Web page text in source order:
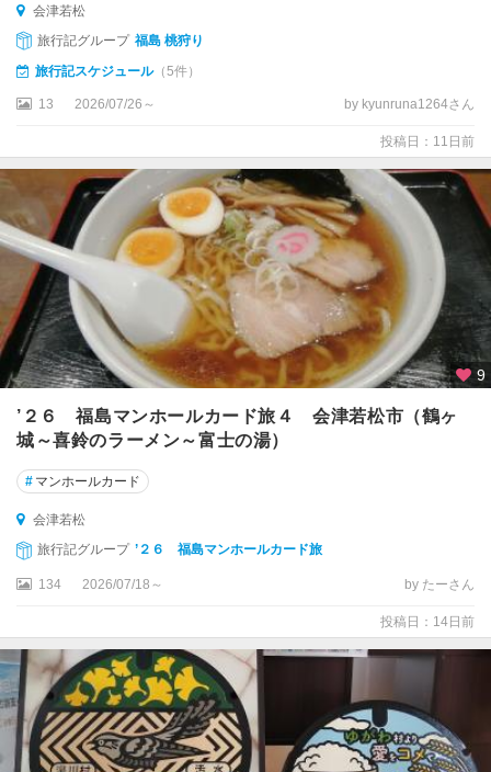
松
猪
苗
代
梯
海
・
磐
梯
会
津
多
方
・
東
山
温
泉
津
若
松
東
会津若松
旅行記グループ 福島 桃狩り
旅行記スケジュール（5件）
13 2026/07/26～ by kyunruna1264さん
投稿日：11日前
9
’２６ 福島マンホールカード旅４ 会津若松市（鶴ヶ
城～喜鈴のラーメン～富士の湯）
# マンホールカード
会津若松
旅行記グループ ’２６ 福島マンホールカード旅
134 2026/07/18～ by たーさん
投稿日：14日前